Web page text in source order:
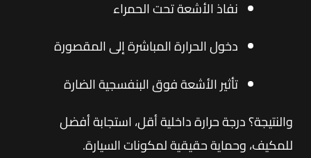
نفاذ الأشعة تحت الحمراء
دخول الحرارة المباشرة إلى المقصورة
تأثير الأشعة فوق البنفسجية الضارة
والنتيجة؟ درجة حرارة داخلية أقل، استجابة أفضل
للمكيف، وحماية حقيقية لمكونات السيارة.